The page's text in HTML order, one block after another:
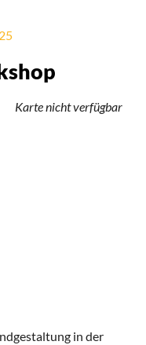
Karte nicht verfügbar
in der